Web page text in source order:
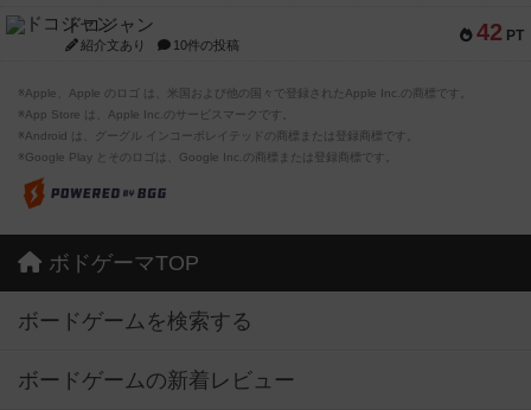
42 PT
ドコジャン
紹介文あり 10件の投稿
※Apple、Apple のロゴ は、米国および他の国々で登録されたApple Inc.の商標です。
※App Store は、Apple Inc.のサービスマークです。
※Android は、グーグル インコーポレイテッドの商標または登録商標です。
※Google Play とそのロゴは、Google Inc.の商標または登録商標です。
ボドゲーマTOP
ボードゲームを検索する
ボードゲームの新着レビュー